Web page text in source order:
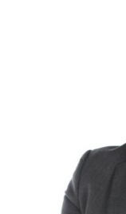
¿En qué